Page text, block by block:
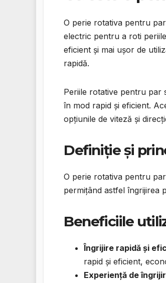
O perie rotativa pentru
electric pentru a roti
eficient și mai ușor de
rapidă.
Periile rotative pentru par
în mod rapid și eficient.
opțiunile de viteză și
Definiție și
O perie rotativa pentru
permițând astfel îngrijirea
Beneficiile
Îngrijire rapidă și
rapid și eficient,
Experiență de